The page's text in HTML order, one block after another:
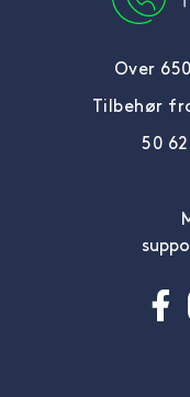
Over
Tilbehør
50